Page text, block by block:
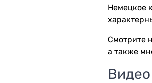
Немецкое
Смотрите
а также
Видео